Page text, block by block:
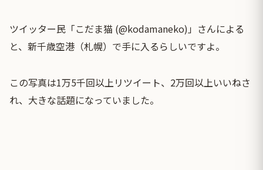
ツイッター民「こだま猫 (@kodamaneko)」さんによる
と、新千歳空港（札幌）で手に入るらしいですよ。
この写真は1万5千回以上リツイート、2万回以上いいねさ
れ、大きな話題になっていました。